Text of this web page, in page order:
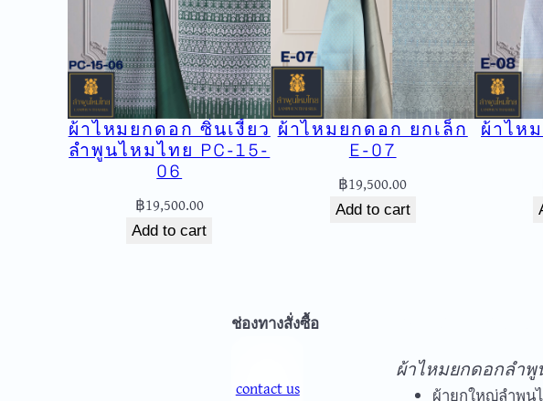
2
n
ผ้าไหมยกดอก ซิ่นเงี้ยว
ลำพูนไหมไทย PC-15-
06
฿19,500.00
Add to cart
ผ้าไหมยกดอก ยกเล็ก
E-07
฿19,500.00
Add to cart
ผ้าไห
ช่องทางสั่งซื้อ
contact us
ผ้าไหมยกดอกลำพู
ผ้ายกใหญ่ลำพูนไ